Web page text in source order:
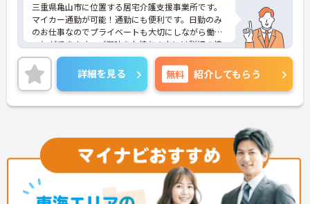
三重県亀山市に位置する居宅介護支援事業所です。
マイカー通勤が可能！通勤にも便利です。日勤のみ
のお仕事なのでプライベートも大切にしながら働く
ことができます。ご興味をお持ちの方には詳細の情
報や面接のポイントをお伝えしますのでお気軽にお
問い合わせくださいませ。
詳細を見る 無料 紹介してもらう